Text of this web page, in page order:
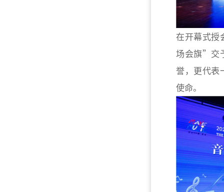
在开幕式授
场会旗”交
誉，更代表
使命。